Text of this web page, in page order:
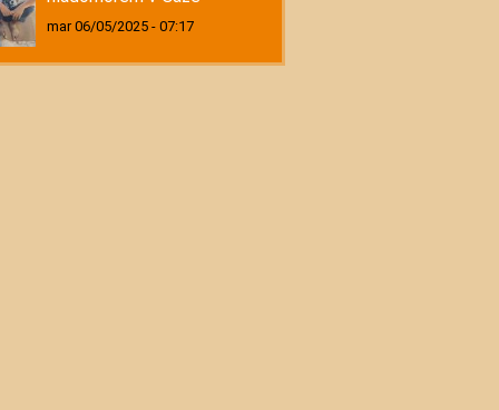
mar 06/05/2025 - 07:17